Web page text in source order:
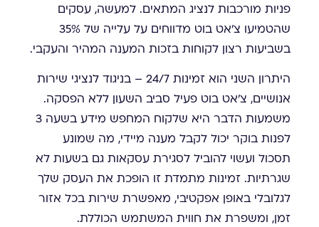
פניות מורכבות לנציג המתאים. למעשה, עסקים
שהטמיעו צ'אט בוט מדווחים על עלייה של 35%
בשביעות רצון לקוחות בזכות המענה המהיר והעקבי.
היתרון השני הוא זמינות 24/7 – בניגוד לנציגי שירות
אנושיים, צ'אט בוט פעיל סביב השעון ללא הפסקה.
משמעות הדבר היא שלקוח המחפש מידע בשעה 3
לפנות בוקר יכול לקבל מענה מיידי, מה שמונע
תסכול ועשוי להוביל לסגירת עסקאות גם בשעות לא
שגרתיות. זמינות מתמדת זו הופכת את העסק שלך
לגלובלי באופן אפקטיבי, מאפשרת שירות בכל אזור
זמן, ומשפרת את חווית המשתמש הכוללת.